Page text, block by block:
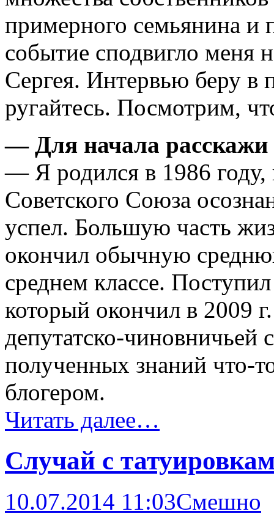
примерного семьянина и
событие сподвигло меня
Сергея. Интервью беру в
ругайтесь. Посмотрим,
— Для начала расскажи
— Я родился в 1986 году,
Советского Союза
успел. Большую часть
окончил обычную
среднем классе.
который окончил в 2009
депутатско-чиновничьей
полученных знаний что-
блогером.
Читать далее…
Случай с
10.07.2014 11:03Смешно